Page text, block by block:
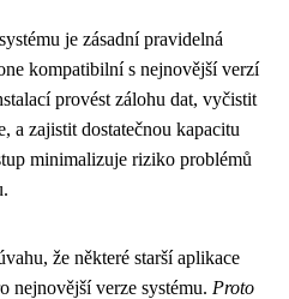
je zásadní pravidelná
kompatibilní s nejnovější verzí
provést zálohu dat, vyčistit
a zajistit dostatečnou kapacitu
minimalizuje riziko problémů
že některé starší aplikace
nejnovější verze systému. Proto